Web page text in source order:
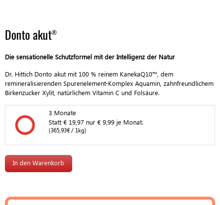
Donto akut®
Die sensationelle Schutzformel mit der Intelligenz der Natur
Dr. Hittich Donto akut mit 100 % reinem KanekaQ10™, dem
remineralisierenden Spurenelement-Komplex Aquamin, zahnfreundlichem
Birkenzucker Xylit, natürlichem Vitamin C und Folsäure.
3 Monate
3 Monate
Statt € 19,97 nur € 9,99 je Monat.
(365,93€ / 1kg)